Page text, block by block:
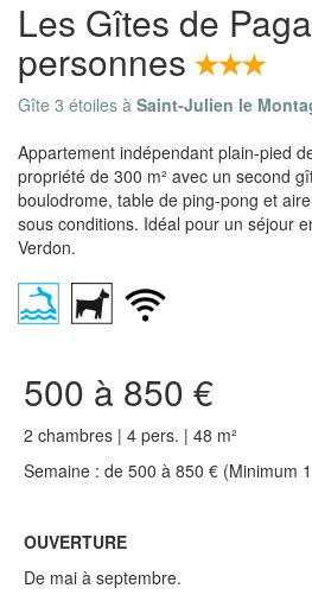
Les Gîtes de
personnes
Gîte 3 étoiles à Saint-Julien le
Appartement indépendant plain-pied
propriété de 300 m² avec un second
boulodrome, table de ping-pong et
sous conditions. Idéal pour un séjour
Verdon.
500 à 850 €
2 chambres | 4 pers. | 48 m²
Semaine : de 500 à 850 € (Minimum
OUVERTURE
De mai à septembre.